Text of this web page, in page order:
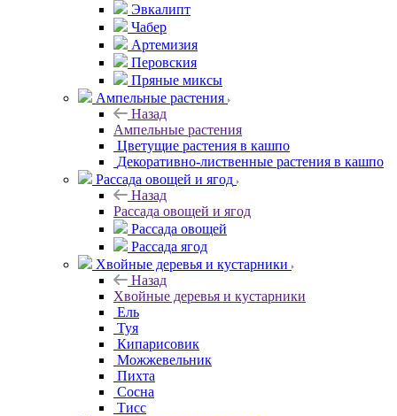
Эвкалипт
Чабер
Артемизия
Перовския
Пряные миксы
Ампельные растения
Назад
Ампельные растения
Цветущие растения в кашпо
Декоративно-лиственные растения в кашпо
Рассада овощей и ягод
Назад
Рассада овощей и ягод
Рассада овощей
Рассада ягод
Хвойные деревья и кустарники
Назад
Хвойные деревья и кустарники
Ель
Туя
Кипарисовик
Можжевельник
Пихта
Сосна
Тисc